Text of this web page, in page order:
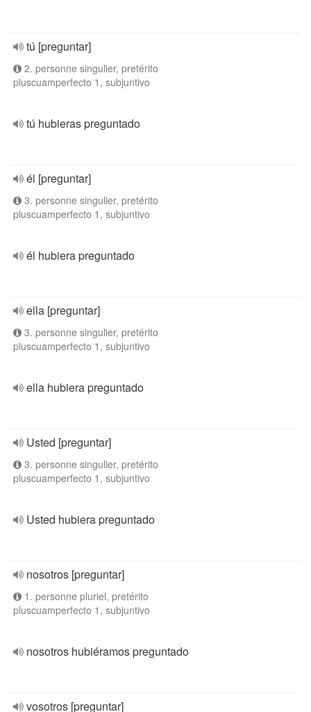
tú [preguntar]
2. personne singulier, pretérito
pluscuamperfecto 1, subjuntivo
tú hubieras preguntado
él [preguntar]
3. personne singulier, pretérito
pluscuamperfecto 1, subjuntivo
él hubiera preguntado
ella [preguntar]
3. personne singulier, pretérito
pluscuamperfecto 1, subjuntivo
ella hubiera preguntado
Usted [preguntar]
3. personne singulier, pretérito
pluscuamperfecto 1, subjuntivo
Usted hubiera preguntado
nosotros [preguntar]
1. personne pluriel, pretérito
pluscuamperfecto 1, subjuntivo
nosotros hubiéramos preguntado
vosotros [preguntar]